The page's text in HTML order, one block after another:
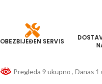
OBEZBIJEĐEN SERVIS
Pregleda 9 ukupno , Danas 1